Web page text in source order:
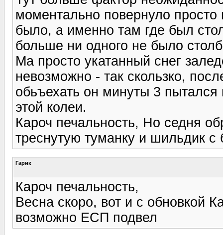
моментально повернуло
было, а именно там где был
больше ни одного не было
Ма просто укатанный снег
невозможно - так скользко,
обьъехать он минуты 3
этой колеи.
Кароч печальность, Но седня
треснутую туманку и шильдик с
Гарик
Кароч печальность,
Весна скоро, вот и с обновкой
возможно ЕСП подвел